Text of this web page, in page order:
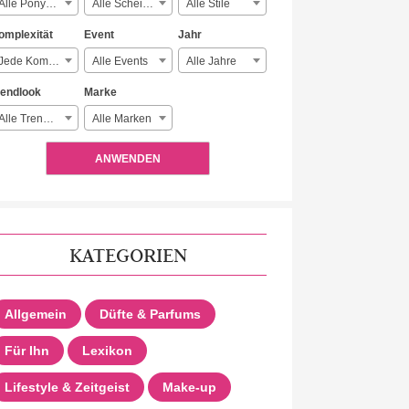
Alle Ponyarten Alle Scheitelarten Alle Stile
Jede Komplexität
Event
Alle Events
Jahr
Alle Jahre
Alle Trendlooks
Marke
Alle Marken
ANWENDEN
KATEGORIEN
Allgemein Düfte & Parfums
Für Ihn Lexikon
Lifestyle & Zeitgeist Make-up